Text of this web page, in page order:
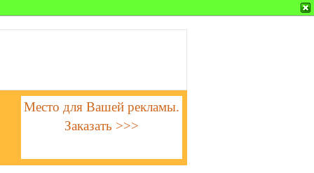
Место для Вашей рекламы.
Заказать >>>